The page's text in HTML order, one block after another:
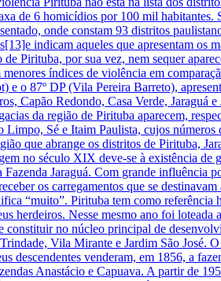
de 6 homicídios por 100 mil habitantes.
onde constam 93 distritos
indicam aqueles que apresentam os
Pirituba, por sua vez, nem sequer
índices de violência em
o 87º DP (Vila Pereira Barreto),
Capão Redondo, Casa Verde,
da região de Pirituba aparecem,
Sé e Itaim Paulista, cujos
que abrange os distritos de Pirituba,
no século XIX deve-se à existência de
Jaraguá. Com grande influência
os carregamentos que se
“muito”. Pirituba tem como
herdeiros. Nesse mesmo ano foi
constituir no núcleo principal de
Vila Mirante e Jardim São José.
descendentes venderam, em 1856, a
Anastácio e Capuava. A partir de